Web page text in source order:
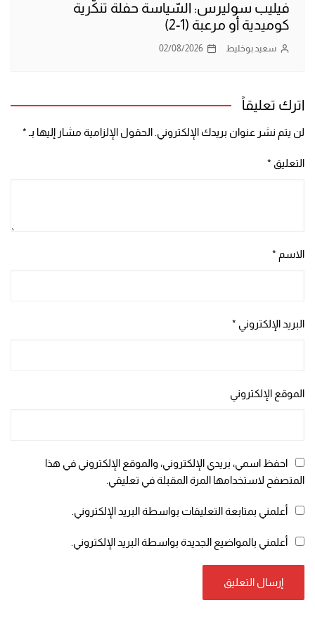
فيليب سوليرس: السّياسة حفلة تنكّرية
كوميدية أو مرعبة (1-2)
سعيد بوخليط 02/08/2026
اترك تعليقاً
لن يتم نشر عنوان بريدك الإلكتروني.الحقول الإلزامية مشار إليها بـ *
التعليق *
الاسم *
البريد الإلكتروني *
الموقع الإلكتروني
احفظ اسمي، بريدي الإلكتروني، والموقع الإلكتروني في هذا
المتصفح لاستخدامها المرة المقبلة في تعليقي.
أعلمني بمتابعة التعليقات بواسطة البريد الإلكتروني.
أعلمني بالمواضيع الجديدة بواسطة البريد الإلكتروني.